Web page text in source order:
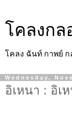
โคลงกล
โคลง ฉันท์ กาพย์
Wednesday,
อิเหนา : อิเ